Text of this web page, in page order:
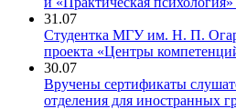
31.07
Студентка МГУ им. Н. П.
проекта «Центры
30.07
Вручены сертификаты
отделения для иностранных